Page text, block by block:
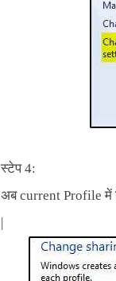
स्टेप 4:
अब current Profile में
|